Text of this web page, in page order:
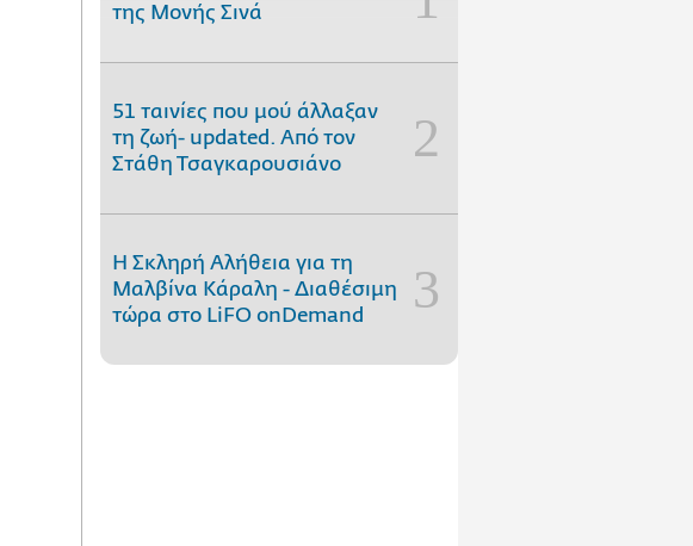
της Μονής Σινά
51 ταινίες που μού άλλαξαν
τη ζωή- updated. Aπό τον
Στάθη Τσαγκαρουσιάνο
Η Σκληρή Αλήθεια για τη
Μαλβίνα Κάραλη - Διαθέσιμη
τώρα στo LiFO onDemand